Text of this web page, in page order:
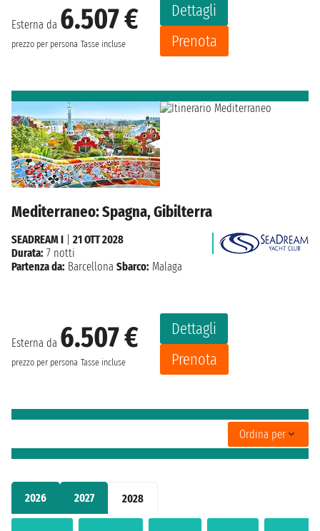
2026 2027 2028
Esterna da 6.507 €
prezzo per persona Tasse incluse
Dettagli
Prenota
Mediterraneo: Spagna, Gibilterra
Esterna da 6.507 €
prezzo per persona Tasse incluse
Dettagli
Prenota
SEADREAM I
21 OTT 2028
Durata: 7 notti
Partenza da: Barcellona Sbarco: Malaga
Ordina per